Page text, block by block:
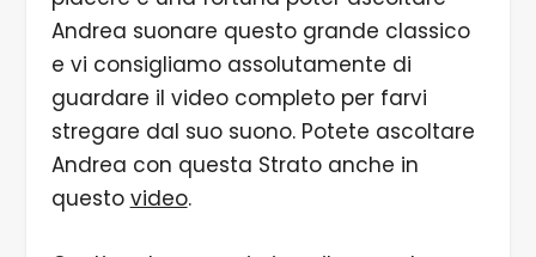
Andrea suonare questo grande classico
e vi consigliamo assolutamente di
guardare il video completo per farvi
stregare dal suo suono. Potete ascoltare
Andrea con questa Strato anche in
questo video.